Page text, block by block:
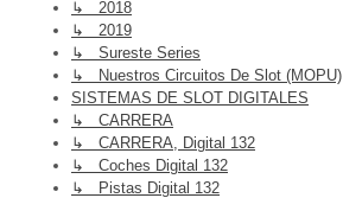
↳ 2018
↳ 2019
↳ Sureste Series
↳ Nuestros Circuitos De Slot (MOPU)
SISTEMAS DE SLOT DIGITALES
↳ CARRERA
↳ CARRERA, Digital 132
↳ Coches Digital 132
↳ Pistas Digital 132